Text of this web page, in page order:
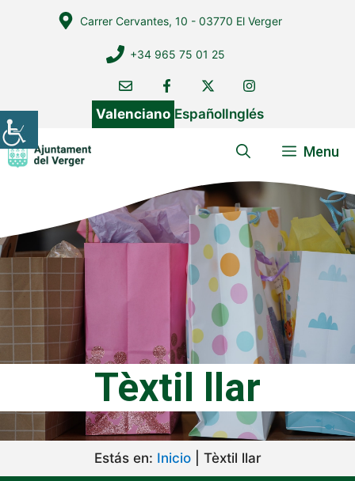
Carrer Cervantes, 10 - 03770 El Verger
+34 965 75 01 25
Valenciano EspañolInglés
Menu
Tèxtil llar
Estás en: Inicio| Tèxtil llar